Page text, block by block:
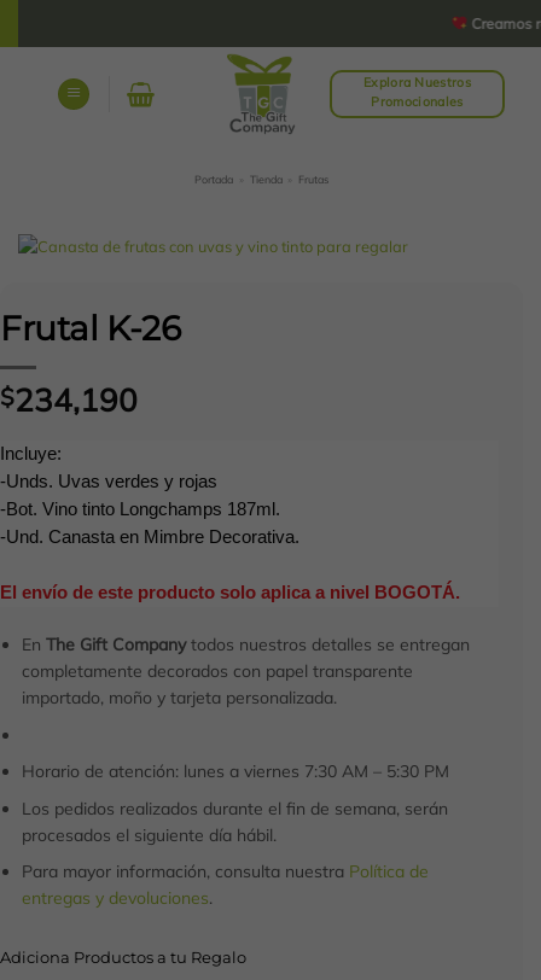
Creamos
Explora Nuestros
Promocionales
Portada Tienda Frutas
Frutal K-26
$234,190
Incluye:
-Unds. Uvas verdes y rojas
-Bot. Vino tinto Longchamps 187ml.
-Und. Canasta en Mimbre Decorativa.
El envío de este producto solo aplica a nivel BOGOTÁ.
En The Gift Companytodos nuestros detalles se entregan
completamente decorados con papel transparente
importado, moño y tarjeta personalizada.
Horario de atención: lunes a viernes 7:30 AM – 5:30 PM
Los pedidos realizados durante el fin de semana, serán
procesados el siguiente día hábil.
Para mayor información, consulta nuestra Política de
entregas y devoluciones.
Adiciona Productos a tu Regalo